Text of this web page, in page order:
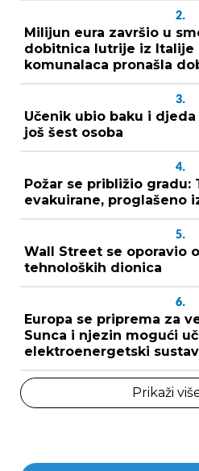
2.
Milijun eura završio u
dobitnica lutrije iz Italije
komunalaca pronašla
3.
Učenik ubio baku i
još šest osoba
4.
Požar se približio gradu:
evakuirane, proglašeno
5.
Wall Street se oporavio
tehnoloških dionica
6.
Europa se priprema za
Sunca i njezin mogući
elektroenergetski sustav
Prikaži